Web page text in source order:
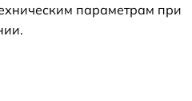
параметрам при